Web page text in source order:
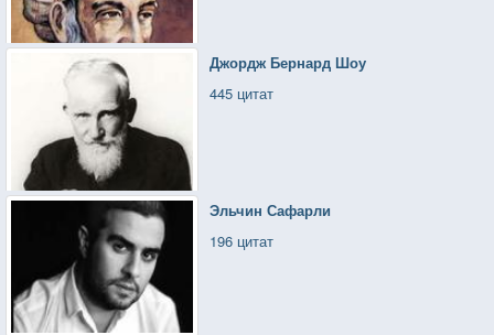
Джордж Бернард Шоу
445 цитат
Эльчин Сафарли
196 цитат